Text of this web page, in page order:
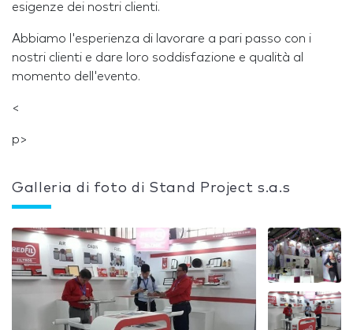
esigenze dei nostri clienti.
Abbiamo l'esperienza di lavorare a pari passo con i
nostri clienti e dare loro soddisfazione e qualità al
momento dell'evento.
<
p>
Galleria di foto di Stand Project s.a.s